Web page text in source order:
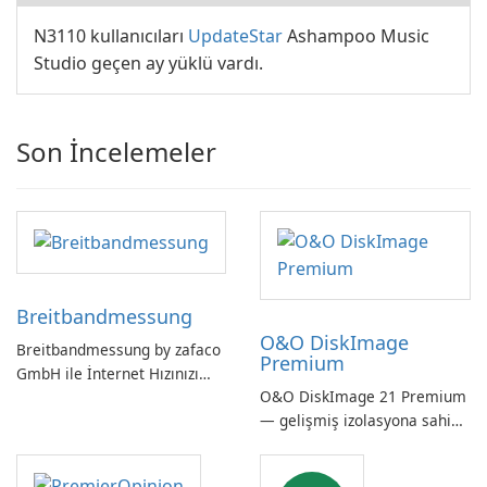
N3110 kullanıcıları UpdateStarAshampoo Music
Studio geçen ay yüklü vardı.
Son İncelemeler
Breitbandmessung
Breitbandmessung by zafaco
GmbH ile İnternet Hızınızı
O&O DiskImage
Premium
O&O DiskImage 21 Premium
— gelişmiş izolasyona sahip
sistem yedekleme